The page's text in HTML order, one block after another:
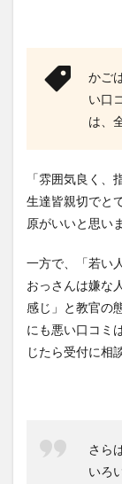
かご
い口
は、
「雰囲気良く
生達皆親切でと
原がいいと思い
一方で、「若い
おっさんは嫌な
感じ」と教官の
にも悪い口コミ
じたら受付に相
さら
いろ